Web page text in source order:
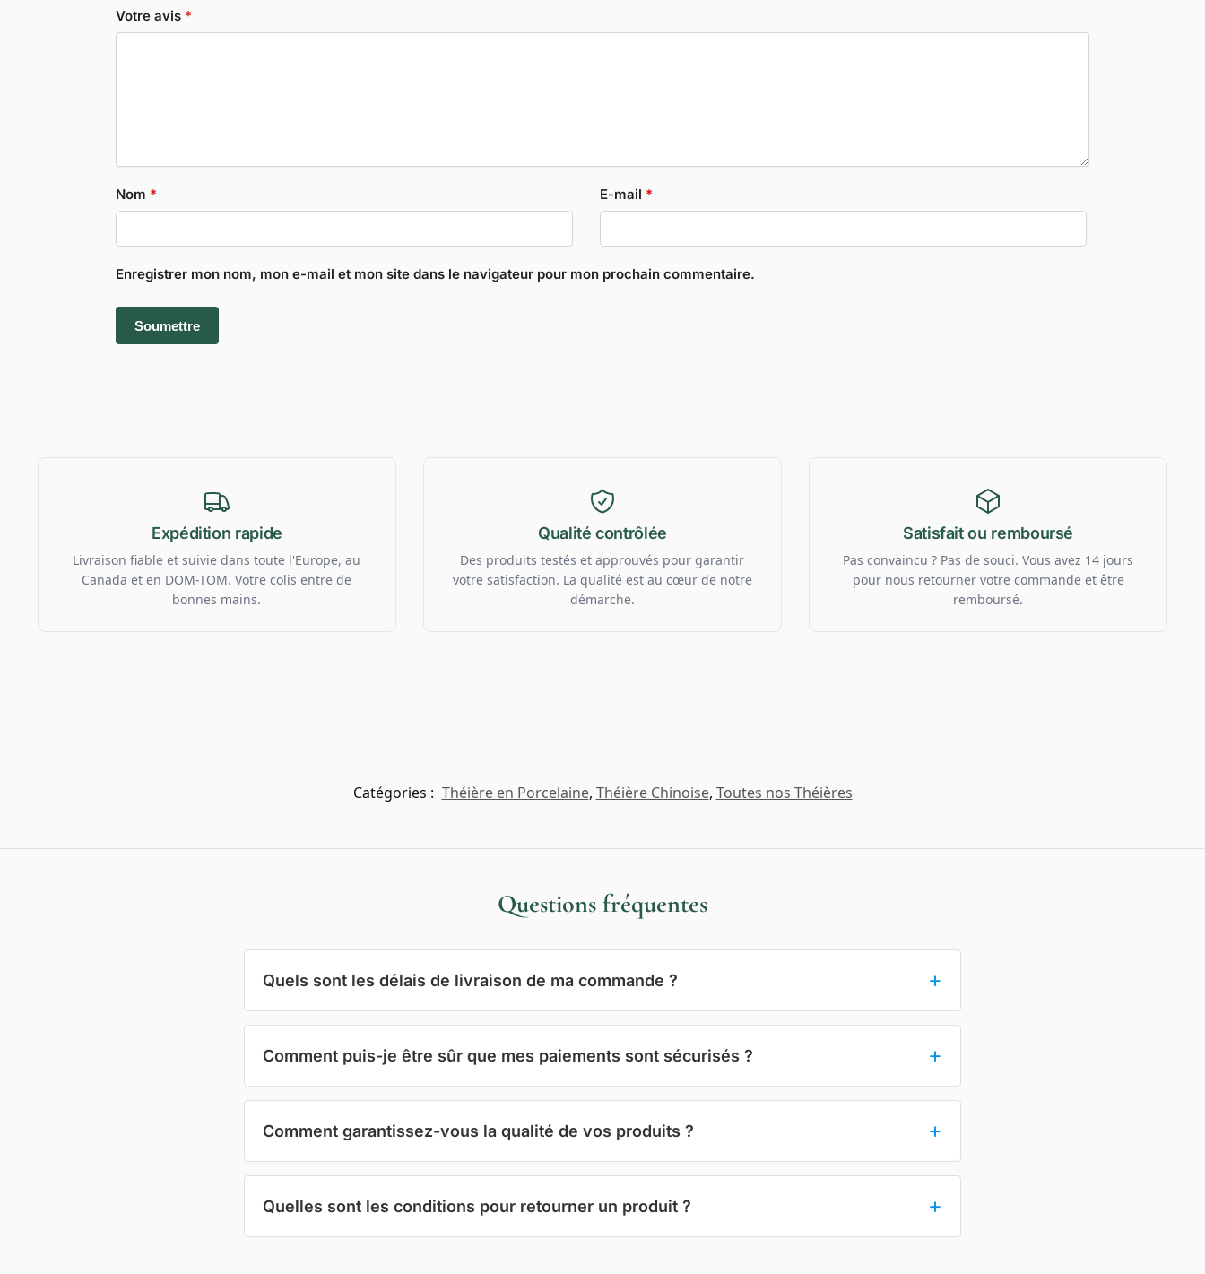
Votre avis *
Nom * E-mail *
Enregistrer mon nom, mon e-mail et mon site dans le navigateur pour mon prochain commentaire.
Expédition rapide
Livraison fiable et suivie dans toute l'Europe, au
Canada et en DOM-TOM. Votre colis entre de
bonnes mains.
Qualité contrôlée
Des produits testés et approuvés pour garantir
votre satisfaction. La qualité est au cœur de notre
démarche.
Satisfait ou remboursé
Pas convaincu ? Pas de souci. Vous avez 14 jours
pour nous retourner votre commande et être
remboursé.
Catégories : Théière en Porcelaine, Théière Chinoise, Toutes nos Théières
Questions fréquentes
Quels sont les délais de livraison de ma commande ?
Comment puis-je être sûr que mes paiements sont sécurisés ?
Comment garantissez-vous la qualité de vos produits ?
Quelles sont les conditions pour retourner un produit ?